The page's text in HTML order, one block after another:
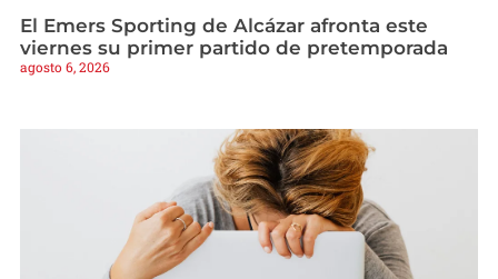
El Emers Sporting de Alcázar afronta este
viernes su primer partido de pretemporada
agosto 6, 2026